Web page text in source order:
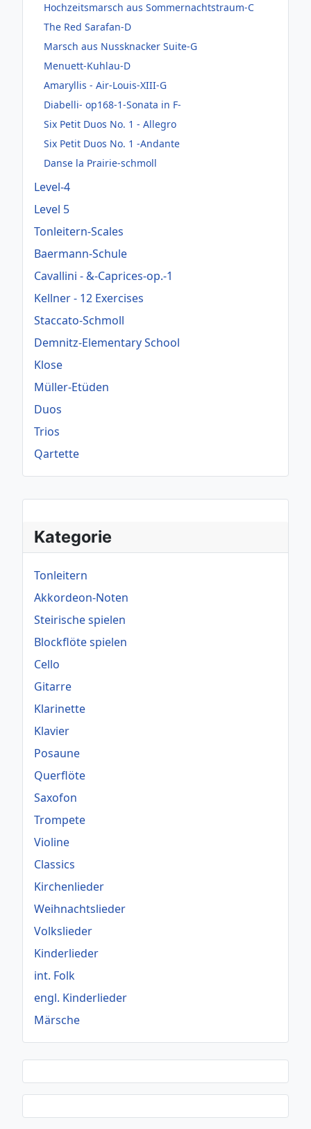
Kategorie
Tonleitern
Akkordeon-Noten
Steirische spielen
Blockflöte spielen
Cello
Gitarre
Klarinette
Klavier
Posaune
Querflöte
Saxofon
Trompete
Violine
Classics
Kirchenlieder
Weihnachtslieder
Volkslieder
Kinderlieder
int. Folk
engl. Kinderlieder
Märsche
Hochzeitsmarsch aus Sommernachtstraum-C
The Red Sarafan-D
Marsch aus Nussknacker Suite-G
Menuett-Kuhlau-D
Amaryllis - Air-Louis-XIII-G
Diabelli- op168-1-Sonata in F-
Six Petit Duos No. 1 - Allegro
Six Petit Duos No. 1 -Andante
Danse la Prairie-schmoll
Level-4
Level 5
Tonleitern-Scales
Baermann-Schule
Cavallini - &-Caprices-op.-1
Kellner - 12 Exercises
Staccato-Schmoll
Demnitz-Elementary School
Klose
Müller-Etüden
Duos
Trios
Qartette